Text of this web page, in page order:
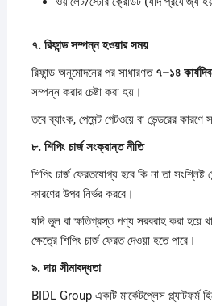
৭. রিফান্ডসম্পন্নহওয়ারসময়
রিফান্ড অনুমোদনের পর সাধারণত ৭–১৪
সম্পন্ন করার চেষ্টা করা হয়।
তবে ব্যাংক, পেমেন্ট গেটওয়ে বা ভেন্ডরের
৮. শিপিং চার্জসংক্রান্তনীতি
শিপিং চার্জ ফেরতযোগ্য হবে কি না তা সংশ্লিষ্ট
কারণের উপর নির্ভর করবে।
যদি ভুল বা ক্ষতিগ্রস্ত পণ্য সরবরাহ করা হয়ে
ক্ষেত্রে শিপিং চার্জ ফেরত দেওয়া হতে পারে।
৯.দায়সীমাবদ্ধতা
BIDL Group একটি মার্কেটপ্লেস প্ল্যাটফর্ম